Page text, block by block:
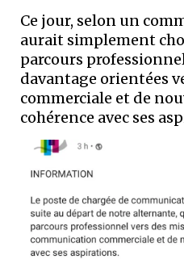
Ce jour, selon un
aurait simplement
parcours
davantage orientées
commerciale et de
cohérence avec ses